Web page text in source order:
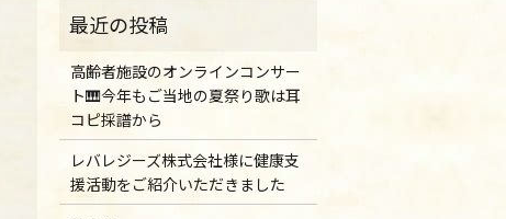
高齢者施設のオンラインコンサー
ト🎹今年もご当地の夏祭り歌は耳
コピ採譜から
レバレジーズ株式会社様に健康支
援活動をご紹介いただきました